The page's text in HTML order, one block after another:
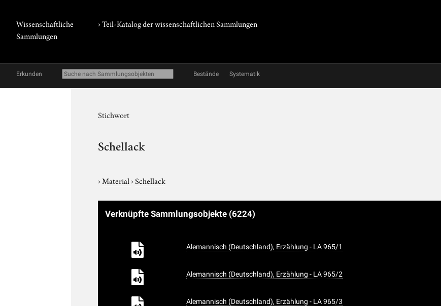
Wissenschaftliche
Sammlungen
› Teil-Katalog der wissenschaftlichen Sammlungen
Erkunden Bestände Systematik
Stichwort
Schellack
›Material›Schellack
Verknüpfte Sammlungsobjekte (6224)
Alemannisch (Deutschland), Erzählung - LA 965/1
Alemannisch (Deutschland), Erzählung - LA 965/2
Alemannisch (Deutschland), Erzählung - LA 965/3